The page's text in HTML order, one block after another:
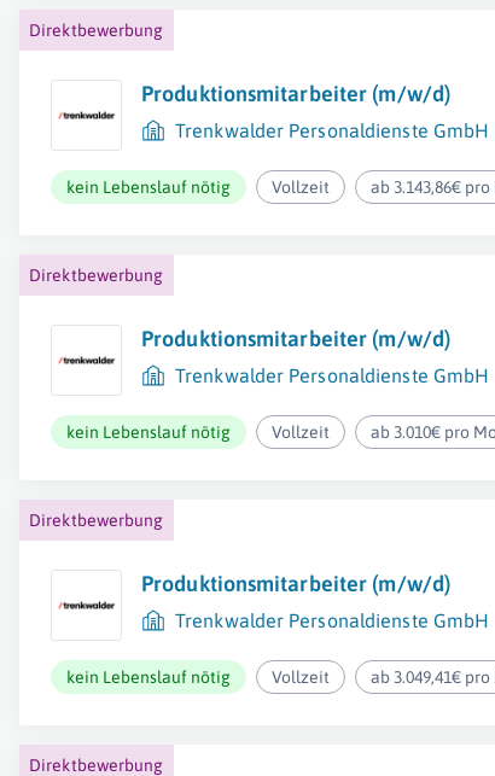
Direktbewerbung
Produktionsmitarbeiter (m/w/d)
Trenkwalder Personaldienste GmbH
kein Lebenslauf nötig Vollzeit ab 3.143,86€
Direktbewerbung
Produktionsmitarbeiter (m/w/d)
Trenkwalder Personaldienste GmbH
kein Lebenslauf nötig Vollzeit ab 3.010€ pro
Direktbewerbung
Produktionsmitarbeiter (m/w/d)
Trenkwalder Personaldienste GmbH
kein Lebenslauf nötig Vollzeit ab 3.049,41€
Direktbewerbung